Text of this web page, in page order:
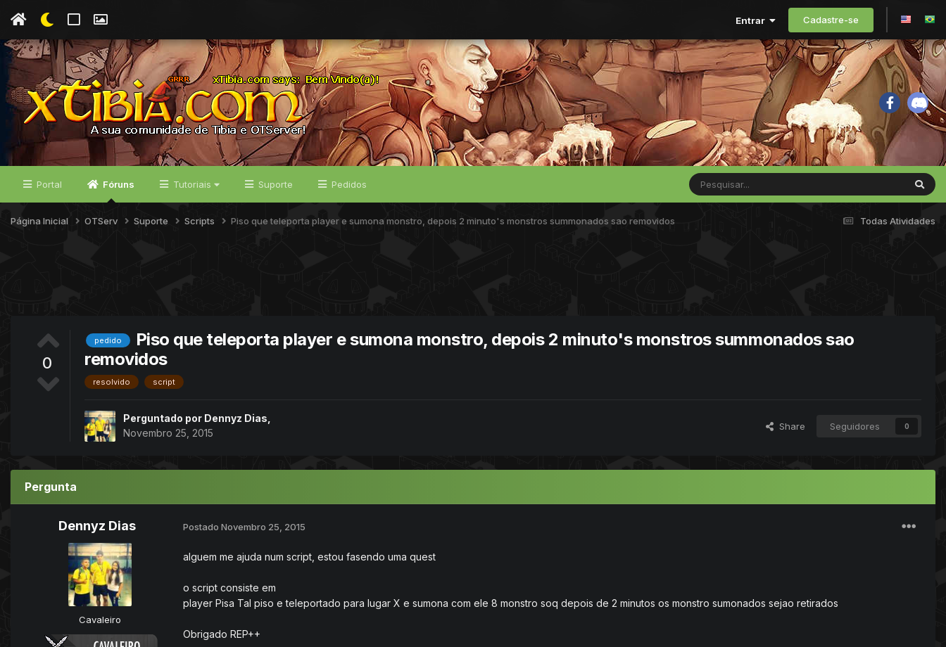
Entrar Cadastre-se
Portal Fóruns Tutoriais Suporte Pedidos
Todas Atividades
Página Inicial OTServ Suporte Scripts Piso que teleporta player e sumona monstro, depois 2 minuto's monstros summonados sao removidos
0
pedido
Piso que teleporta player e sumona monstro, depois 2 minuto's monstros summonados sao
removidos
resolvido script
Perguntado por Dennyz Dias
Novembro 25, 2015
Share Seguidores 0
Pergunta
Dennyz Dias
Cavaleiro
Postado Novembro 25, 2015
alguem me ajuda num script, estou fasendo uma quest
o script consiste em
player Pisa Tal piso e teleportado para lugar X e sumona com ele 8 monstro soq depois de 2 minutos os monstro sumonados sejao retirados
Obrigado REP++